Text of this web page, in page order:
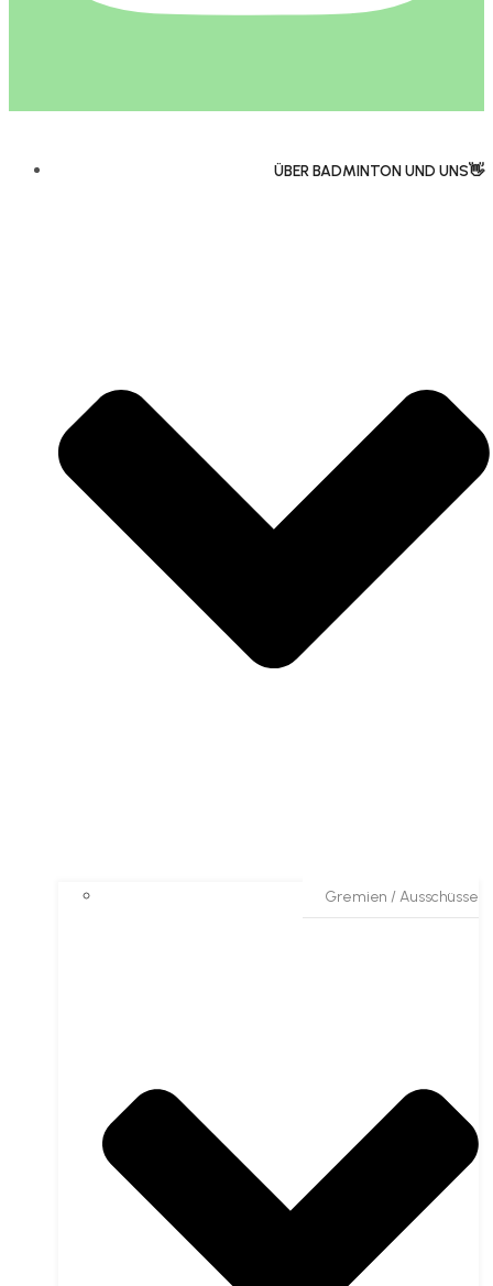
ÜBER BADMINTON UND UNS👋
Gremien / Ausschüsse